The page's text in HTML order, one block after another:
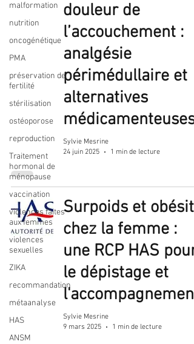
malformation
nutrition
oncogénétique
PMA
préservation de
fertilité
stérilisation
ostéoporose
reproduction
Traitement
hormonal de
ménopause
vaccination
violences faites
aux femmes
violences
sexuelles
ZIKA
recommandation
métaanalyse
HAS
ANSM
douleur de
l’accouchement :
analgésie
périmédullaire et
alternatives
médicamenteuses
Sylvie Mesrine
24 juin 2025
1 min de lecture
Surpoids et obésité
chez la femme :
une RCP HAS pour
le dépistage et
l'accompagnement
Sylvie Mesrine
9 mars 2025
1 min de lecture